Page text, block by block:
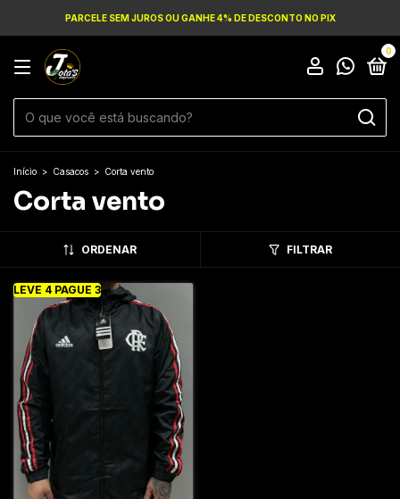
PARCELE SEM JUROS OU GANHE 4% DE DESCONTO NO PIX
0
Início > Casacos > Corta vento
Corta vento
ORDENAR FILTRAR
LEVE 4 PAGUE 3